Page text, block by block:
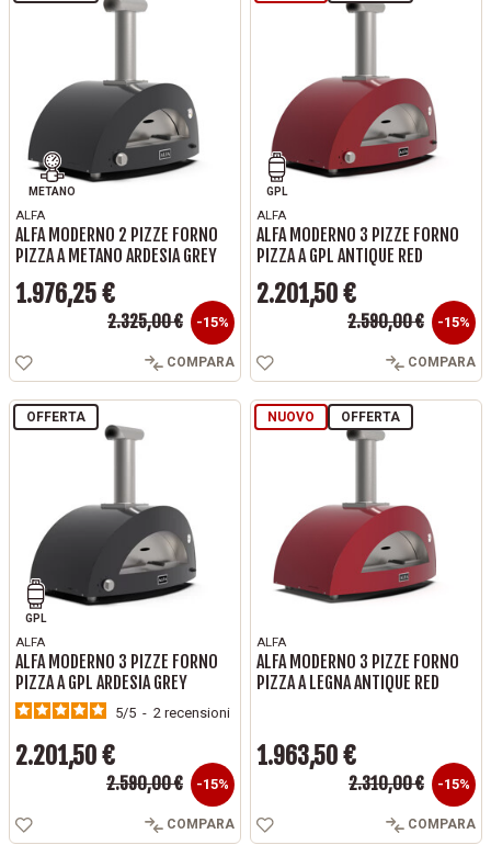
METANO
ALFA
ALFA MODERNO 2 PIZZE FORNO
PIZZA A METANO ARDESIA GREY
1.976,25 €
Prezzo base
2.325,00 € -15%
COMPARA
GPL
ALFA
ALFA MODERNO 3 PIZZE FORNO
PIZZA A GPL ANTIQUE RED
2.201,50 €
Prezzo base
2.590,00 € -15%
COMPARA
GPL
OFFERTA
ALFA
ALFA MODERNO 3 PIZZE FORNO
PIZZA A GPL ARDESIA GREY
5/5 - 2 recensioni
2.201,50 €
Prezzo base
2.590,00 € -15%
COMPARA
NUOVO OFFERTA
ALFA
ALFA MODERNO 3 PIZZE FORNO
PIZZA A LEGNA ANTIQUE RED
1.963,50 €
Prezzo base
2.310,00 € -15%
COMPARA